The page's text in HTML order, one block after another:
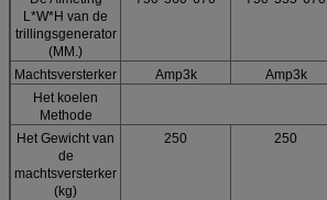
L*W*H van de
trillingsgenerator
(MM.)
Machtsversterker Amp3k Amp3k
Het koelen
Methode
Het Gewicht van
de
machtsversterker
(kg)
250 250